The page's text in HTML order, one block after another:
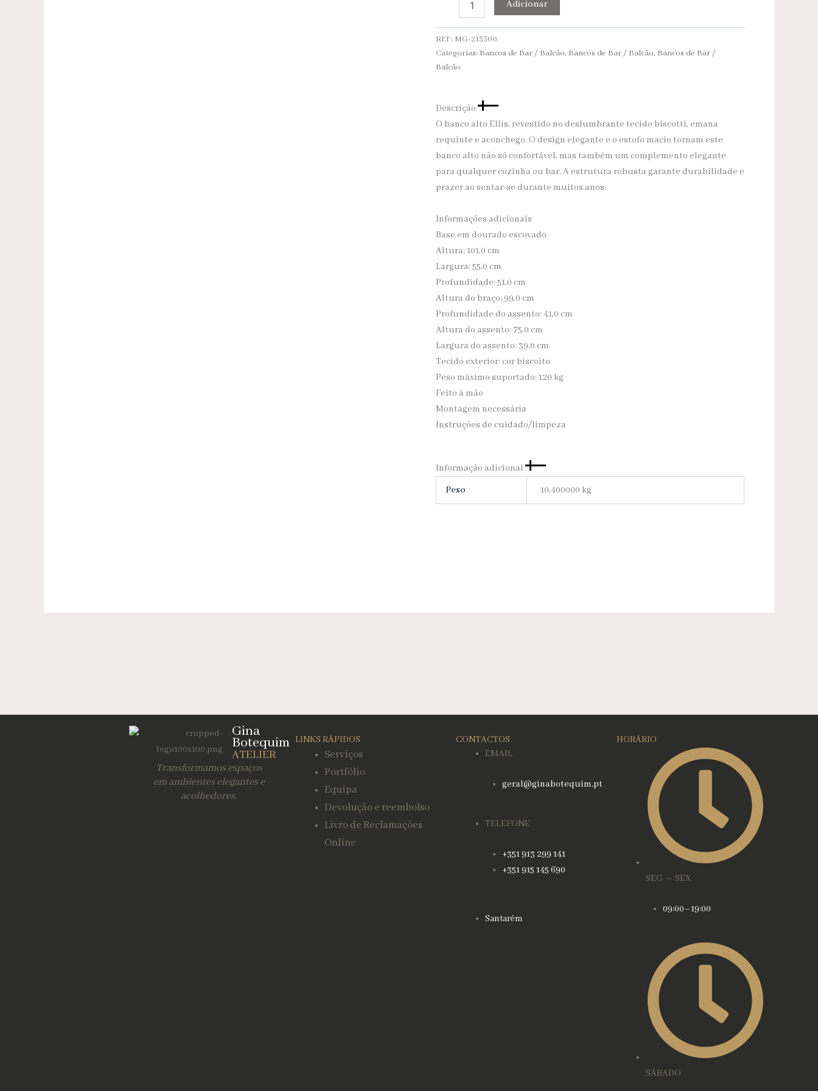
Adicionar
REF: MG-213366
Categorias: Bancos de Bar / Balcão, Bancos de Bar / Balcão, Bancos de Bar /
Balcão
Descrição
O banco alto Ellis, revestido no deslumbrante tecido biscotti, emana
requinte e aconchego. O design elegante e o estofo macio tornam este
banco alto não só confortável, mas também um complemento elegante
para qualquer cozinha ou bar. A estrutura robusta garante durabilidade e
prazer ao sentar-se durante muitos anos.
Informações adicionais
Base em dourado escovado
Altura: 101,0 cm
Largura: 55,0 cm
Profundidade: 51,0 cm
Altura do braço: 99,0 cm
Profundidade do assento: 41,0 cm
Altura do assento: 75,0 cm
Largura do assento: 39,0 cm
Tecido exterior: cor biscoito
Peso máximo suportado: 120 kg
Feito à mão
Montagem necessária
Instruções de cuidado/limpeza
Informação adicional
Peso
10,400000 kg
Gina
Botequim
ATELIER
Transformamos espaços
em ambientes elegantes e
acolhedores.
LINKS RÁPIDOS
Serviços
Portfólio
Equipa
Devolução e reembolso
Livro de Reclamações
Online
CONTACTOS
EMAIL
geral@ginabotequim.pt
TELEFONE
+351 913 299 141
+351 915 145 690
Santarém
HORÁRIO
SEG — SEX
09:00–19:00
SÁBADO